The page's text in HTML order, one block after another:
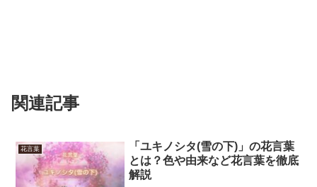
関連記事
花言葉
「ユキノシタ(雪の下)」の花言葉
とは？色や由来など花言葉を徹底
解説